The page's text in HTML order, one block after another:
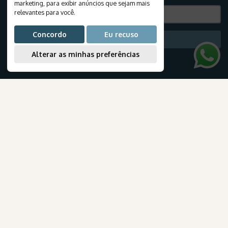
marketing para exibir anúncios que sejam mais
relevantes para você.
Concordo Eu recuso
Alterar as minhas preferências
Subscribe